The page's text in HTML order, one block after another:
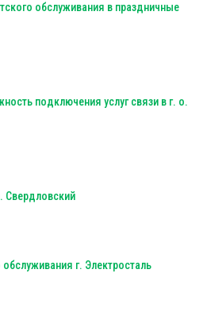
обслуживания в праздничные
подключения услуг связи в г. о.
Свердловский
г. Электросталь